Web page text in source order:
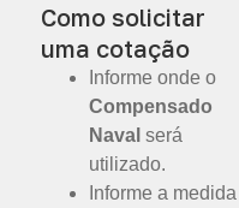
Como solicitar
uma cotação
Informe onde o
Compensado
Naval será
utilizado.
Informe a medida